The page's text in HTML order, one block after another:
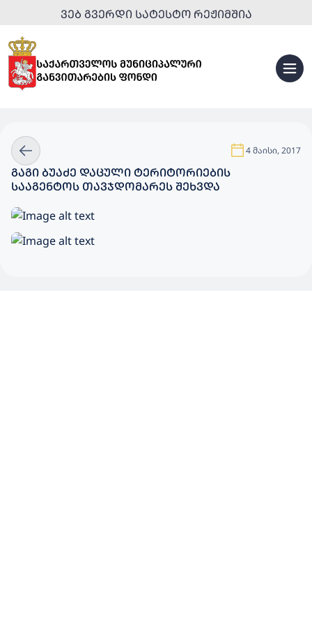
ᲕᲔᲑ ᲒᲕᲔᲠᲓᲘ ᲡᲐᲢᲔᲡᲢᲝ ᲠᲔᲟᲘᲛᲨᲘᲐ
4 მაისი, 2017
ᲒᲐᲒᲘ ᲑᲣᲐᲫᲔ ᲓᲐᲪᲣᲚᲘ ᲢᲔᲠᲘᲢᲝᲠᲘᲔᲑᲘᲡ
ᲡᲐᲐᲒᲔᲜᲢᲝᲡ ᲗᲐᲕᲯᲓᲝᲛᲐᲠᲔᲡ ᲨᲔᲮᲕᲓᲐ